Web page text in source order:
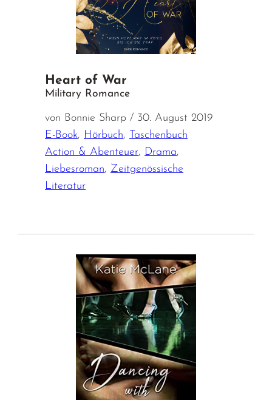
Heart of War
Military Romance
von Bonnie Sharp / 30. August 2019
E-Book, Hörbuch,
Taschenbuch
Action & Abenteuer, Drama,
Liebesroman, Zeitgenössische
Literatur